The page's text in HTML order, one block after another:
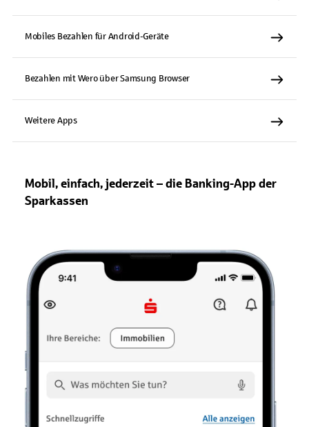
Mobiles Bezahlen für Android-Geräte
Bezahlen mit Wero über Samsung Browser
Weitere Apps
Mobil, einfach, jederzeit – die Banking-App der
Sparkassen